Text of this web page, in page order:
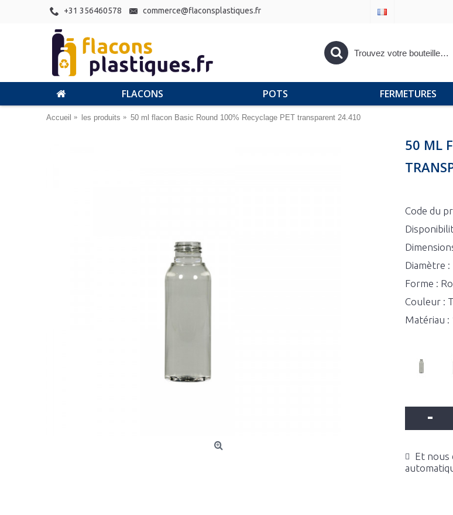
+31 356460578 commerce@flaconsplastiques.fr
FLACONS POTS FERMETURES
Accueil les produits 50 ml flacon Basic Round 100% Recyclage PET transparent 24.410
50 ML
Code du
Diamètre :
Forme :
Couleur :
Matériau :
-
Et nous